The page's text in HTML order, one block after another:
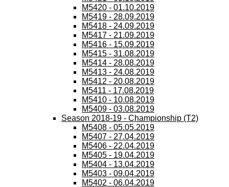
M5420 - 01.10.2019
M5419 - 28.09.2019
M5418 - 24.09.2019
M5417 - 21.09.2019
M5416 - 15.09.2019
M5415 - 31.08.2019
M5414 - 28.08.2019
M5413 - 24.08.2019
M5412 - 20.08.2019
M5411 - 17.08.2019
M5410 - 10.08.2019
M5409 - 03.08.2019
Season 2018-19 - Championship (T2)
M5408 - 05.05.2019
M5407 - 27.04.2019
M5406 - 22.04.2019
M5405 - 19.04.2019
M5404 - 13.04.2019
M5403 - 09.04.2019
M5402 - 06.04.2019